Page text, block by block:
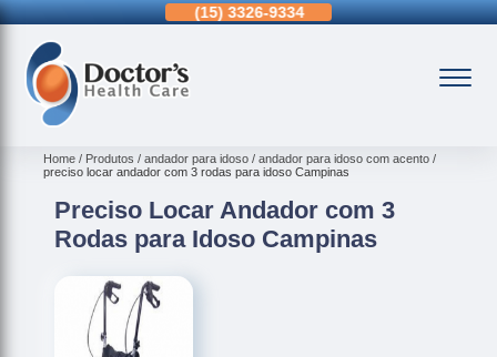
98366-8432 (15) 3326-9334 (15)99109-3183
Home Produtos andador para idoso
andador para idoso com acento
preciso locar andador com 3 rodas para idoso Campinas
Preciso Locar Andador com 3
Rodas para Idoso Campinas